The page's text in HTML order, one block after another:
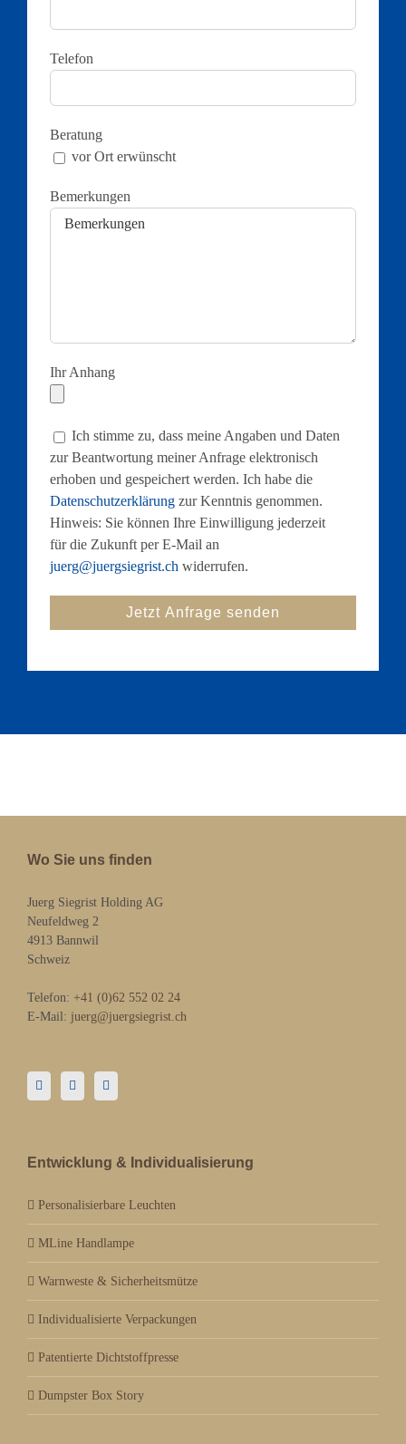
Telefon
Beratung
vor Ort erwünscht
Bemerkungen
Ihr Anhang
Ich stimme zu, dass meine Angaben und Daten
zur Beantwortung meiner Anfrage elektronisch
erhoben und gespeichert werden. Ich habe die
Datenschutzerklärungzur Kenntnis genommen.
Hinweis: Sie können Ihre Einwilligung jederzeit
für die Zukunft per E-Mail an
juerg@juergsiegrist.ch widerrufen.
Wo Sie uns finden
Juerg Siegrist Holding AG
Neufeldweg 2
4913 Bannwil
Schweiz
Telefon: +41 (0)62 552 02 24
E-Mail: juerg@juergsiegrist.ch
Entwicklung & Individualisierung
Personalisierbare Leuchten
MLine Handlampe
Warnweste & Sicherheitsmütze
Individualisierte Verpackungen
Patentierte Dichtstoffpresse
Dumpster Box Story